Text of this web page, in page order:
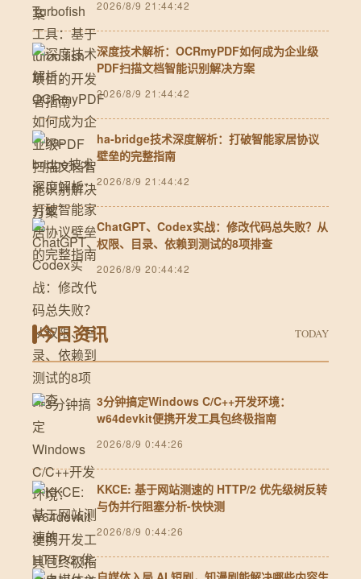
2026/8/9 21:44:42
深度技术解析：OCRmyPDF如何成为企业级
PDF扫描文档智能识别解决方案
2026/8/9 21:44:42
ha-bridge技术深度解析：打破智能家居协议
壁垒的完整指南
2026/8/9 21:44:42
ChatGPT、Codex实战：修改代码总失败？从
权限、目录、依赖到测试的8项排查
2026/8/9 20:44:42
今日资讯 TODAY
3分钟搞定Windows C/C++开发环境：
w64devkit便携开发工具包终极指南
2026/8/9 0:44:26
KKCE: 基于网站测速的 HTTP/2 优先级树反转
与伪并行阻塞分析-快快测
2026/8/9 0:44:26